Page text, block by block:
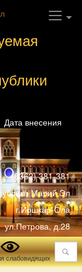
Дата внесения
(8362) 381-381
Марий Эл
г.Йошкар-Ола
ул.Петрова, д.28
слабовидящих Поиск